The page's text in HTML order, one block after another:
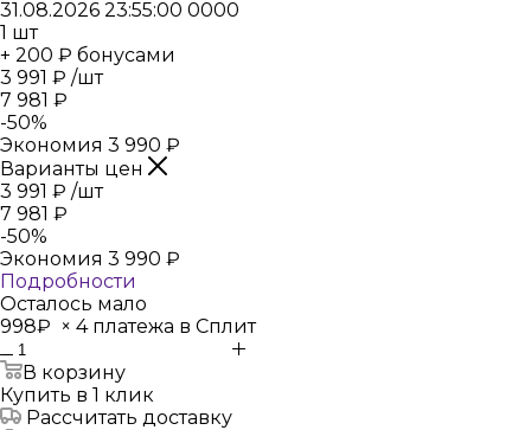
31.08.2026 23:55:00 0000
1 шт
+ 200 ₽ бонусами
3 991 ₽ /шт
7 981 ₽
-50%
Экономия 3 990 ₽
Варианты цен
3 991 ₽ /шт
7 981 ₽
-50%
Экономия 3 990 ₽
Подробности
Осталось мало
998₽ × 4 платежа в Сплит
В корзину
Купить в 1 клик
Рассчитать доставку